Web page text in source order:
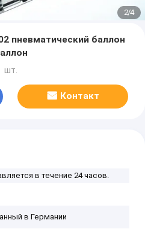
2/4
пневматический баллон
шт.
Контакт
в течение 24 часов.
в Германии